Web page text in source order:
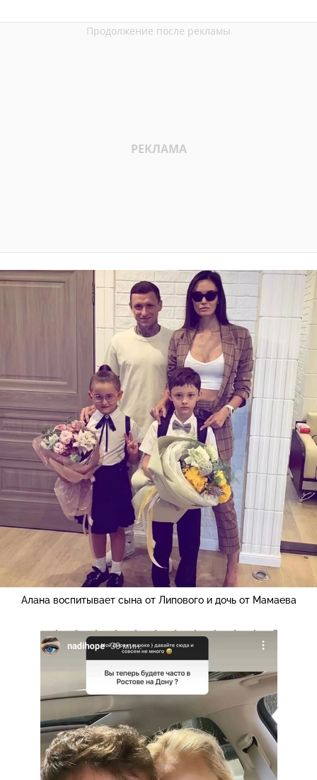
Алана воспитывает сына от Липового и дочь от Мамаева